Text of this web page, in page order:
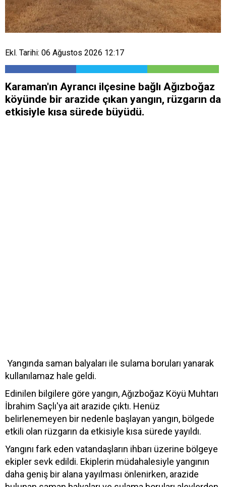
Ekl. Tarihi: 06 Ağustos 2026 12:17
Karaman'ın Ayrancı ilçesine bağlı Ağızboğaz
köyünde bir arazide çıkan yangın, rüzgarın da
etkisiyle kısa sürede büyüdü.
Yangında saman balyaları ile sulama boruları yanarak
kullanılamaz hale geldi.
Edinilen bilgilere göre yangın, Ağızboğaz Köyü Muhtarı
İbrahim Saçlı'ya ait arazide çıktı. Henüz
belirlenemeyen bir nedenle başlayan yangın, bölgede
etkili olan rüzgarın da etkisiyle kısa sürede yayıldı.
Yangını fark eden vatandaşların ihbarı üzerine bölgeye
ekipler sevk edildi. Ekiplerin müdahalesiyle yangının
daha geniş bir alana yayılması önlenirken, arazide